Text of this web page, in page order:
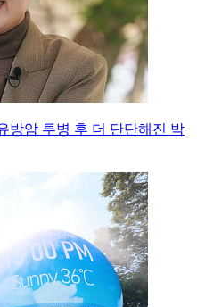
방암 투병 후 더 단단해진 박